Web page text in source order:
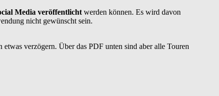
Media veröffentlicht werden können. Es wird davon
nicht gewünscht sein.
verzögern. Über das PDF unten sind aber alle Touren